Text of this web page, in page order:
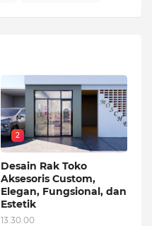
2
Desain Rak Toko
Aksesoris Custom,
Elegan, Fungsional, dan
Estetik
13.30.00